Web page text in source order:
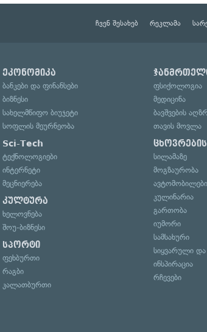
ჩვენ შესახებ რეკლამა
ეკონომიკა
ბანკები და ფინანსები
ბიზნესი
სახელმწიფო ბიუჯეტი
სოფლის მეურნეობა
Sci-Tech
ტექნოლოგიები
ინტერნეტი
მეცნიერება
კულტურა
ხელოვნება
შოუ-ბიზნესი
სპორტი
ფეხბურთი
რაგბი
კალათბურთი
ფსიქოლოგია
მედიცინა
ბავშვების
თავის მოვლა
სილამაზე
მოგზაურობა
ავტომობილები
კულინარია
გართობა
იუმორი
სამსახური
სიყვარული და
ინსპირაცია
რჩევები